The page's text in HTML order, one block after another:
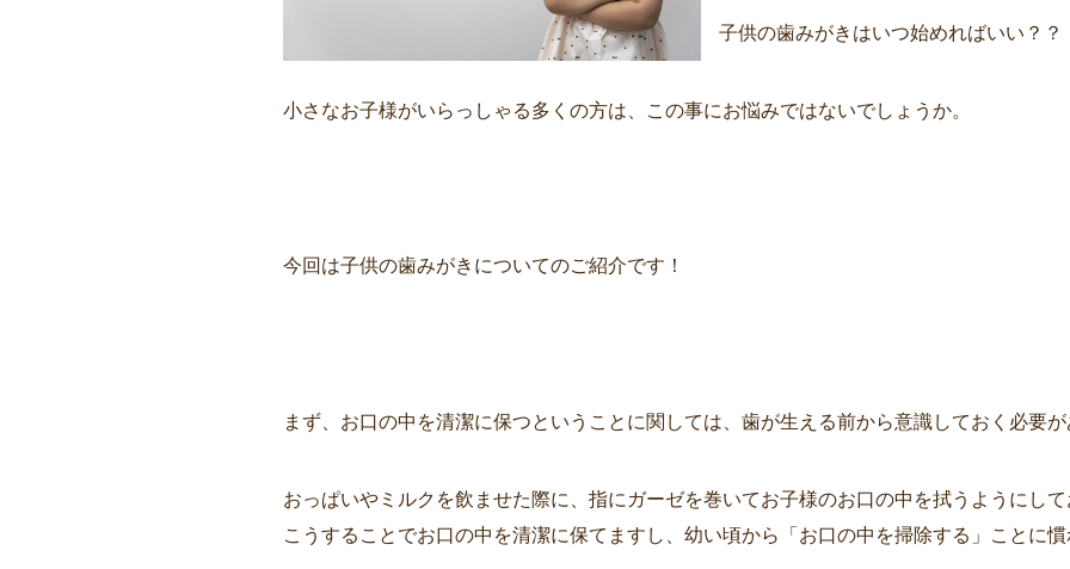
子供の歯みがきはいつ始めればいい？？
小さなお子様がいらっしゃる多くの方は、この事にお悩みではないでしょうか。
今回は子供の歯みがきについてのご紹介です！
まず、お口の中を清潔に保つということに関しては、歯が生える前から意識しておく必要が
おっぱいやミルクを飲ませた際に、指にガーゼを巻いてお子様のお口の中を拭うようにして
こうすることでお口の中を清潔に保てますし、幼い頃から「お口の中を掃除する」ことに慣